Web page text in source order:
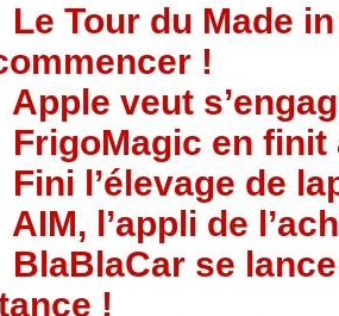
Le Tour du Made
!
Apple veut
FrigoMagic en
Fini l’élevage de
AIM, l’appli de
BlaBlaCar se
!